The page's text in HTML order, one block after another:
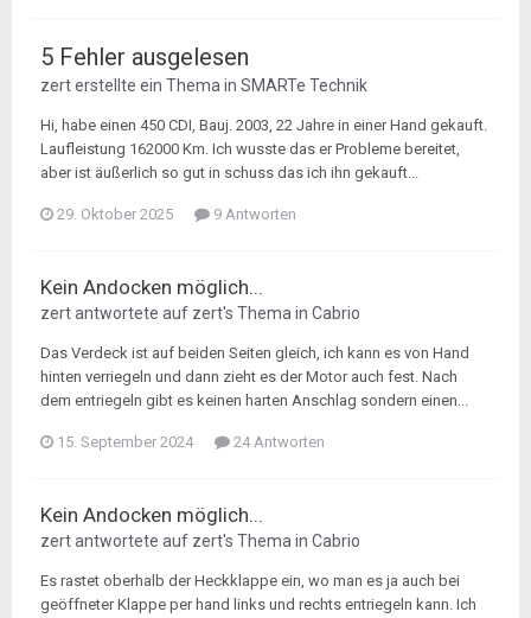
5 Fehler ausgelesen
zerterstellte ein Thema in SMARTe Technik
Hi, habe einen 450 CDI, Bauj. 2003, 22 Jahre in einer Hand gekauft.
Laufleistung 162000 Km. Ich wusste das er Probleme bereitet,
aber ist äußerlich so gut in schuss das ich ihn gekauft...
29. Oktober 2025 9 Antworten
Kein Andocken möglich...
zertantwortete auf zert's Thema in Cabrio
Das Verdeck ist auf beiden Seiten gleich, ich kann es von Hand
hinten verriegeln und dann zieht es der Motor auch fest. Nach
dem entriegeln gibt es keinen harten Anschlag sondern einen...
15. September 2024 24 Antworten
Kein Andocken möglich...
zertantwortete auf zert's Thema in Cabrio
Es rastet oberhalb der Heckklappe ein, wo man es ja auch bei
geöffneter Klappe per hand links und rechts entriegeln kann. Ich